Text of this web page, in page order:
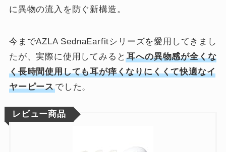
に異物の流入を防ぐ新構造。
今までAZLA SednaEarfitシリーズを愛用してきまし
たが、実際に使用してみると耳への異物感が全くな
く長時間使用しても耳が痒くなりにくくて快適なイ
ヤーピースでした。
レビュー商品